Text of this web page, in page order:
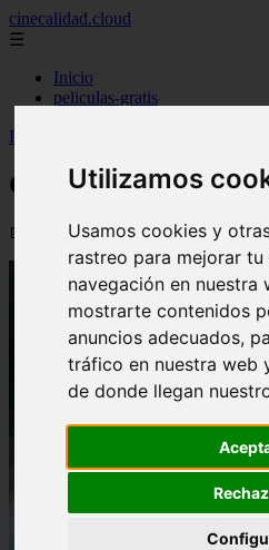
Utilizamos
Usamos cookies y
rastreo para mejorar
navegación en nuestra
mostrarte contenidos
anuncios adecuados,
tráfico en nuestra web
de donde llegan
cinecalidad.cloud
☰
Inicio
peliculas-gratis
Inicio
Citadel ᐉ Final
📅 13/02/2026